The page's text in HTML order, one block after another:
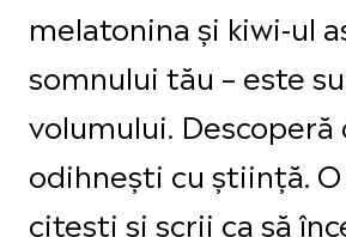
melatonina și kiwi-ul
somnului tău – este
volumului. Descoperă
odihnești cu știință. O
citești și scrii ca să